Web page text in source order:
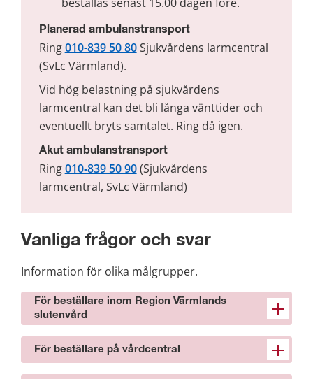
Planerad ambulanstransport
Ring 010-839 50 80 Sjukvårdens larmcentral
(SvLc Värmland).
Vid hög belastning på sjukvårdens
larmcentral kan det bli långa vänttider och
eventuellt bryts samtalet. Ring då igen.
Akut ambulanstransport
Ring 010‑839 50 90 (Sjukvårdens
larmcentral, SvLc Värmland)
Vanliga frågor och svar
Information för olika målgrupper.
För beställare inom Region Värmlands
slutenvård
För beställare på vårdcentral